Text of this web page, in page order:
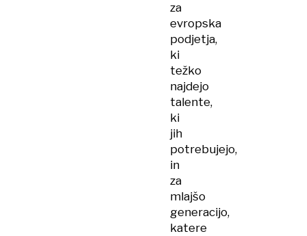
za
evropska
podjetja,
ki
težko
najdejo
talente,
ki
jih
potrebujejo,
in
za
mlajšo
generacijo,
katere